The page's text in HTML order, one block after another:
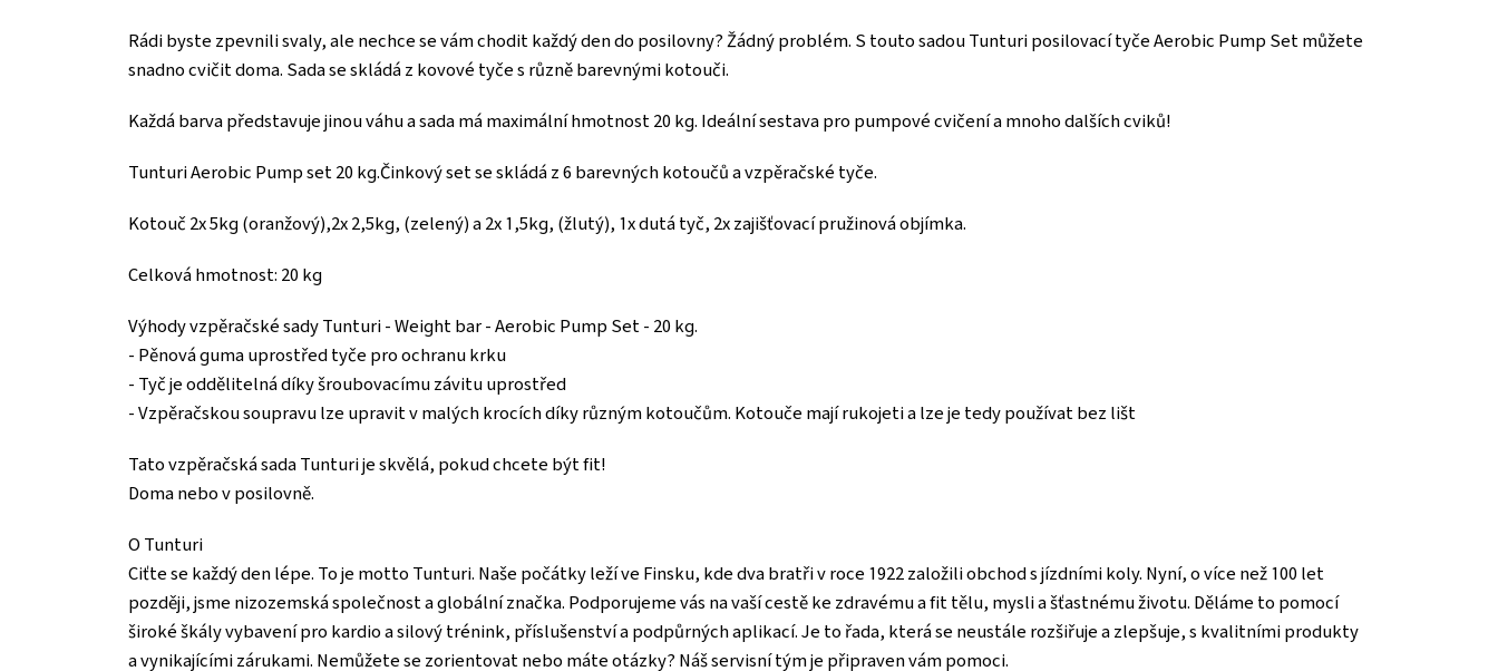
Rádi byste zpevnili svaly, ale nechce se vám chodit každý den do posilovny? Žádný problém. S touto sadou Tunturi posilovací tyče Aerobic Pump Set můžete
snadno cvičit doma. Sada se skládá z kovové tyče s různě barevnými kotouči.
Každá barva představuje jinou váhu a sada má maximální hmotnost 20 kg. Ideální sestava pro pumpové cvičení a mnoho dalších cviků!
Tunturi Aerobic Pump set 20 kg.Činkový set se skládá z 6 barevných kotoučů a vzpěračské tyče.
Kotouč 2x 5kg (oranžový),2x 2,5kg, (zelený) a 2x 1,5kg, (žlutý), 1x dutá tyč, 2x zajišťovací pružinová objímka.
Celková hmotnost: 20 kg
Výhody vzpěračské sady Tunturi - Weight bar - Aerobic Pump Set - 20 kg.
- Pěnová guma uprostřed tyče pro ochranu krku
- Tyč je oddělitelná díky šroubovacímu závitu uprostřed
- Vzpěračskou soupravu lze upravit v malých krocích díky různým kotoučům. Kotouče mají rukojeti a lze je tedy používat bez lišt
Tato vzpěračská sada Tunturi je skvělá, pokud chcete být fit!
Doma nebo v posilovně.
O Tunturi
Ciťte se každý den lépe. To je motto Tunturi. Naše počátky leží ve Finsku, kde dva bratři v roce 1922 založili obchod s jízdními koly. Nyní, o více než 100 let
později, jsme nizozemská společnost a globální značka. Podporujeme vás na vaší cestě ke zdravému a fit tělu, mysli a šťastnému životu. Děláme to pomocí
široké škály vybavení pro kardio a silový trénink, příslušenství a podpůrných aplikací. Je to řada, která se neustále rozšiřuje a zlepšuje, s kvalitními produkty
a vynikajícími zárukami. Nemůžete se zorientovat nebo máte otázky? Náš servisní tým je připraven vám pomoci.